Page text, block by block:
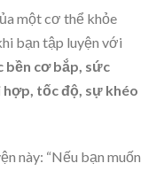
một cơ thể khỏe
bạn tập luyện với
bền cơ bắp, sức
hợp, tốc độ, sự khéo
này: “Nếu bạn muốn